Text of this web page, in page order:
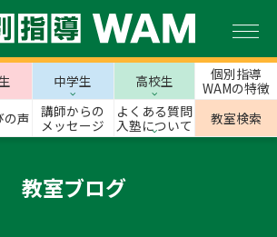
中学生 高校生
個別指導
WAMの特徴
の声
講師からの
メッセージ
よくある質問
入塾について
教室検索
教室ブログ